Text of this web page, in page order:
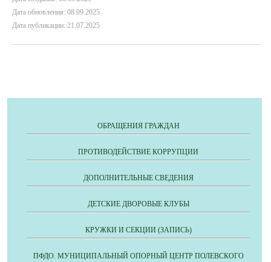
Дата обновления: 08.09.2025
Дата публикации: 21.07.2025
ОБРАЩЕНИЯ ГРАЖДАН
ПРОТИВОДЕЙСТВИЕ КОРРУПЦИИ
ДОПОЛНИТЕЛЬНЫЕ СВЕДЕНИЯ
ДЕТСКИЕ ДВОРОВЫЕ КЛУБЫ
КРУЖКИ И СЕКЦИИ (ЗАПИСЬ)
ПФДО. МУНИЦИПАЛЬНЫЙ ОПОРНЫЙ ЦЕНТР ПОЛЕВСКОГО